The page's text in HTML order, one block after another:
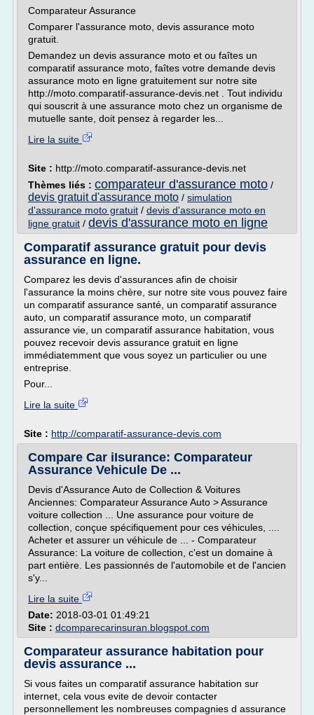
Comparateur Assurance
Comparer l'assurance moto, devis assurance moto
gratuit.
Demandez un devis assurance moto et ou faîtes un
comparatif assurance moto, faîtes votre demande devis
assurance moto en ligne gratuitement sur notre site
http://moto.comparatif-assurance-devis.net . Tout individu
qui souscrit à une assurance moto chez un organisme de
mutuelle sante, doit pensez à regarder les...
Lire la suite
Site : http://moto.comparatif-assurance-devis.net
Thèmes liés : comparateur d'assurance moto /
devis gratuit d'assurance moto / simulation
d'assurance moto gratuit / devis d'assurance moto en
ligne gratuit / devis d'assurance moto en ligne
Comparatif assurance gratuit pour devis
assurance en ligne.
Comparez les devis d'assurances afin de choisir
l'assurance la moins chère, sur notre site vous pouvez faire
un comparatif assurance santé, un comparatif assurance
auto, un comparatif assurance moto, un comparatif
assurance vie, un comparatif assurance habitation, vous
pouvez recevoir devis assurance gratuit en ligne
immédiatemment que vous soyez un particulier ou une
entreprise.
Pour...
Lire la suite
Site : http://comparatif-assurance-devis.com
Compare Car iIsurance: Comparateur
Assurance Vehicule De ...
Devis d'Assurance Auto de Collection & Voitures
Anciennes: Comparateur Assurance Auto > Assurance
voiture collection ... Une assurance pour voiture de
collection, conçue spécifiquement pour ces véhicules, ....
Acheter et assurer un véhicule de ... - Comparateur
Assurance: La voiture de collection, c'est un domaine à
part entière. Les passionnés de l'automobile et de l'ancien
s'y...
Lire la suite
Date: 2018-03-01 01:49:21
Site : dcomparecarinsuran.blogspot.com
Comparateur assurance habitation pour
devis assurance ...
Si vous faites un comparatif assurance habitation sur
internet, cela vous evite de devoir contacter
personnellement les nombreuses compagnies d assurance